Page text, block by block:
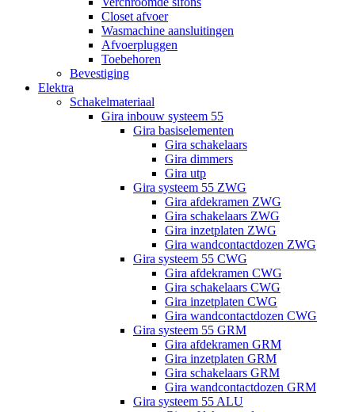
Closet afvoer
Wasmachine aansluitingen
Afvoerpluggen
Toebehoren
Bevestiging
Elektra
Schakelmateriaal
Gira inbouw systeem 55
Gira basiselementen
Gira schakelaars
Gira dimmers
Gira utp
Gira systeem 55 ZWG
Gira afdekramen ZWG
Gira schakelaars ZWG
Gira inzetplaten ZWG
Gira wandcontactdozen ZWG
Gira systeem 55 CWG
Gira afdekramen CWG
Gira schakelaars CWG
Gira inzetplaten CWG
Gira wandcontactdozen CWG
Gira systeem 55 GRM
Gira afdekramen GRM
Gira inzetplaten GRM
Gira schakelaars GRM
Gira wandcontactdozen GRM
Gira systeem 55 ALU